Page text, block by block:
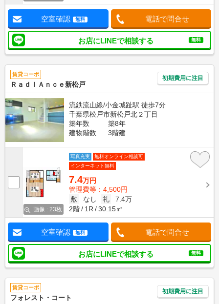
空室確認 無料 電話で問合せ
お店にLINEで相談する 無料
賃貸コーポ
ＲａｄｌＡｎｃｅ新松戸
初期費用に注目
流鉄流山線/小金城趾駅 徒歩7分
千葉県松戸市新松戸北２丁目
築年数
築8年
建物階数
3階建
画像 : 23枚
写真充実
無料オンライン相談可
インターネット無料
7.4万円
管理費等：4,500円
敷
なし 礼
7.4万
2階
1R 30.15㎡
空室確認 無料 電話で問合せ
お店にLINEで相談する 無料
賃貸コーポ
フォレスト・コート
初期費用に注目